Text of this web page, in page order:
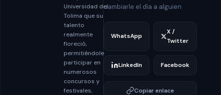
Universidad del
Tolima que su
talento
realmente
floreció,
permitiéndole
participar en
numerosos
concursos y
festivales,
cambiarle el día a alguien
WhatsApp
X /
Twitter
LinkedIn Facebook
Copiar enlace